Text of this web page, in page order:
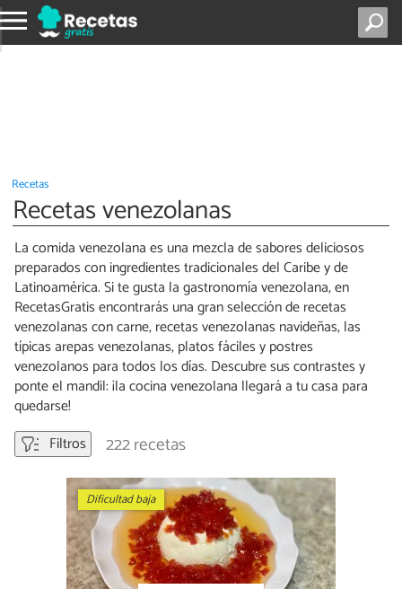
Recetas
Recetas venezolanas
La comida venezolana es una mezcla de sabores deliciosos
preparados con ingredientes tradicionales del Caribe y de
Latinoamérica. Si te gusta la gastronomía venezolana, en
RecetasGratis encontrarás una gran selección de recetas
venezolanas con carne, recetas venezolanas navideñas, las
típicas arepas venezolanas, platos fáciles y postres
venezolanos para todos los días. Descubre sus contrastes y
ponte el mandil: ¡la cocina venezolana llegará a tu casa para
quedarse!
Filtros
222 recetas
Dificultad baja